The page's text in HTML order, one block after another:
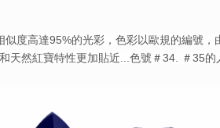
度高達95%的光彩，色彩以歐規的編號，
天然紅寶特性更加貼近...色號＃34. ＃35